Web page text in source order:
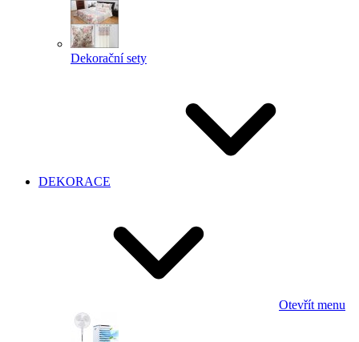
Dekorační sety
DEKORACE
Otevřít menu